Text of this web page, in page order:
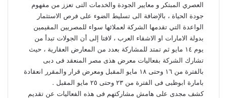
العصري المبتكر و معايير الجودة والخدمات التى تعزز من مفهوم
جودة الحياة ، بالإضافة الى تسليط الضوء على فرص الاستثمار
الواعدة التي تقدمها الشركة لعملائها سواء للمصريين المقيمين
بدولة الامارات او الاشقاء العرب ، لافتا إلى أن الجولات تبدأ من
يوم ١٤ مايو ثم تمتد للمشاركة بعدد من المعارض العقارية ، حيث
تشارك الشركة بفعاليات معرض هذى مصر المنعقد فى دبى
بالفترة من ١٦ وحتى ١٨ مايو المقبل ومعرض قرار والمقرر انعقادة
بامارة ابوظبى فى الفترة من ٢٣ وحتى ٢٥ مايو المقبل .
كشف مجدى على هامش مشاركتهم فى هذه الفعاليات عن تقديم